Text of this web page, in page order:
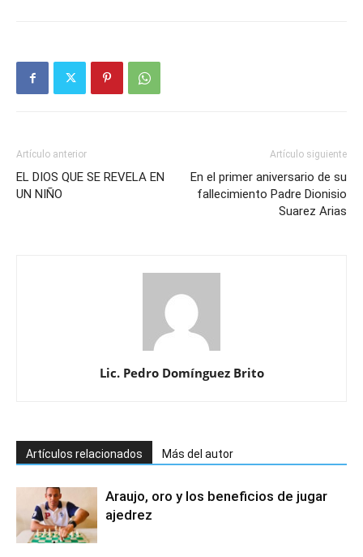
Artículo anterior
EL DIOS QUE SE REVELA EN
UN NIÑO
Artículo siguiente
En el primer aniversario de su
fallecimiento Padre Dionisio
Suarez Arias
Lic. Pedro Domínguez Brito
Artículos relacionados Más del autor
Araujo, oro y los beneficios de jugar
ajedrez